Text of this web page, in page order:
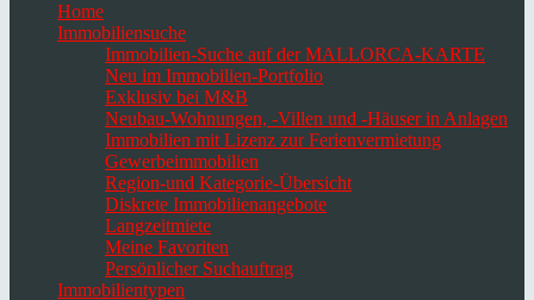
Home
Immobiliensuche
Immobilien-Suche auf der MALLORCA-KARTE
Neu im Immobilien-Portfolio
Exklusiv bei M&B
Neubau-Wohnungen, -Villen und -Häuser in Anlagen
Immobilien mit Lizenz zur Ferienvermietung
Gewerbeimmobilien
Region-und Kategorie-Übersicht
Diskrete Immobilienangebote
Langzeitmiete
Meine Favoriten
Persönlicher Suchauftrag
Immobilientypen